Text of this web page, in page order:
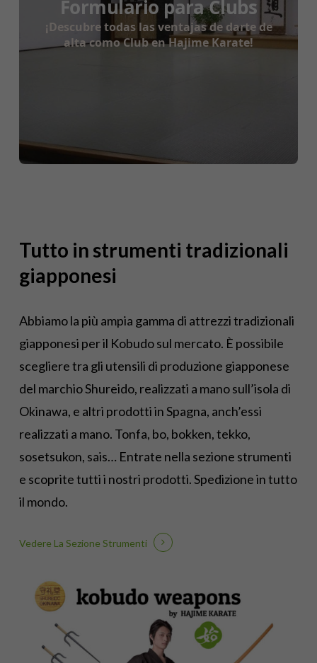
Tutto in strumenti tradizionali
giapponesi
Abbiamo la più ampia gamma di attrezzi tradizionali
giapponesi per il Kobudo sul mercato. È possibile
scegliere tra gli utensili di produzione giapponese
del marchio Shureido, realizzati a mano sull’isola di
Okinawa, e altri prodotti in Spagna, anch’essi
realizzati a mano. Tonfa, bo, bokken, tekko,
sosetsukon, sais… Entrate nella sezione strumenti
e scoprite tutti i nostri prodotti. Spedizione in tutto
il mondo.
Vedere La Sezione Strumenti